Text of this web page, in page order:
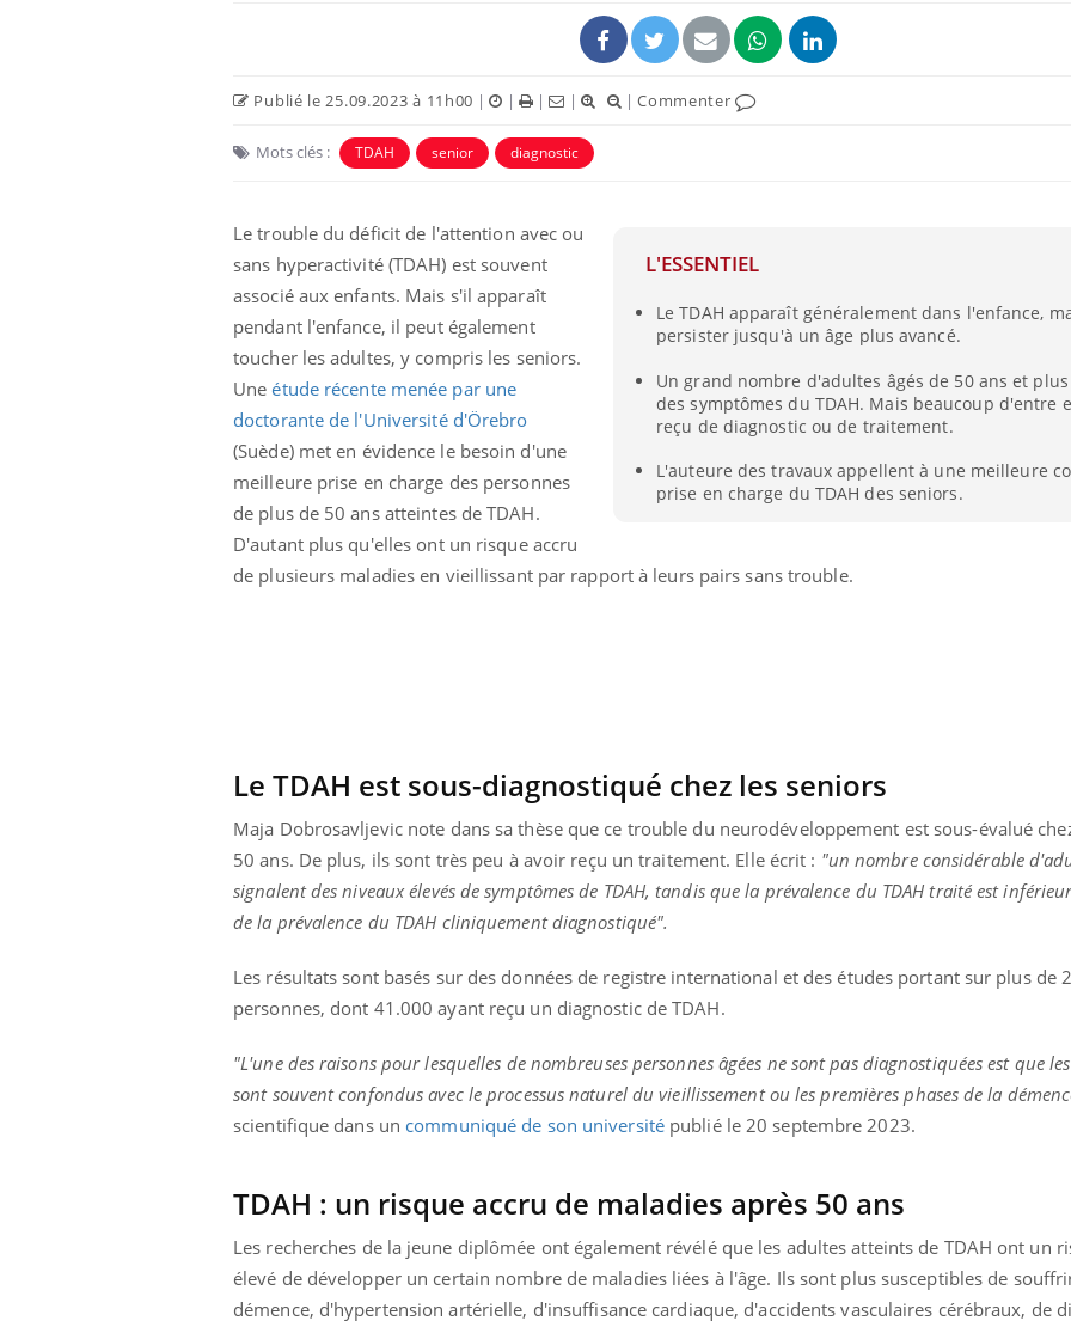
Publié le 25.09.2023 à 11h00 | | | | |Commenter
Mots clés : TDAH senior diagnostic
L'ESSENTIEL
Le TDAH apparaît généralement dans l'enfance,
persister jusqu'à un âge plus avancé.
Un grand nombre d'adultes âgés de 50 ans et
des symptômes du TDAH. Mais beaucoup d'entre
reçu de diagnostic ou de traitement.
L'auteure des travaux appellent à une meilleure
prise en charge du TDAH des seniors.
Le trouble du déficit de l'attention avec ou
sans hyperactivité (TDAH) est souvent
associé aux enfants. Mais s'il apparaît
pendant l'enfance, il peut également
toucher les adultes, y compris les seniors.
Uneétude récente menée par une
doctorante de l'Université d'Örebro
(Suède)met en évidence le besoin d'une
meilleure prise en charge des personnes
de plus de 50 ans atteintes de TDAH.
D'autant plus qu'elles ont un risque accru
de plusieurs maladies en vieillissant par rapport à leurs pairs sans trouble.
Le TDAH est sous-diagnostiqué chez les seniors
Maja Dobrosavljevicnote dans sa thèse que ce trouble du neurodéveloppement est sous-évalué
50 ans. De plus, ils sont très peu à avoir reçu un traitement. Elle écrit : "un nombre considérable
signalent des niveaux élevés de symptômes de TDAH, tandis que la prévalence du TDAH traité est
de la prévalence du TDAH cliniquement diagnostiqué".
Les résultats sont basés sur des données de registre international et des études portant sur plus de
personnes, dont 41.000 ayant reçu un diagnostic de TDAH.
"L'une des raisons pour lesquelles de nombreuses personnes âgées ne sont pas diagnostiquées est que
sont souvent confondus avec le processus naturel du vieillissement ou les premières phases de la
scientifique dans un communiqué de son universitépublié le 20 septembre 2023.
TDAH : un risque accru de maladies après 50 ans
Les recherches de la jeune diplômée ont également révélé que les adultes atteints de TDAH ont un
élevé de développer un certain nombre de maladies liées à l'âge. Ils sont plus susceptibles de
démence, d'hypertension artérielle, d'insuffisance cardiaque, d'accidents vasculaires cérébraux, de
Carence en fer : comprendre pour
Youtube
même alopécie… Les symptômes de la
carence en fer sont multiples ce qui la rend
Youtube
Insuline & Charge mentale : et si on
osait en parler??Youtube
reste entourée d'idées reçues chez les
patients comme parfois chez les soignants.
Youtube
Eczéma Chronique
préparer pour l’été !
rythme de vie ! Vacances,
soleil, activités en plein
sont ...